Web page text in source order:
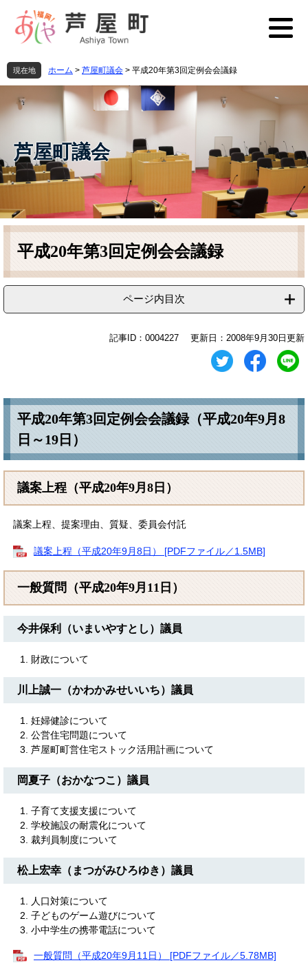
先
頭
す
を
飛
し
へ
現在地 ホーム > 芦屋町議会 > 平成20年第3回定例会会議録
芦屋町議会
本
平成20年第3回定例会会議録
ページ内目次
記事ID：0004227 更新日：2008年9月30日更新
平成20年第3回定例会会議録（平成20年9月8
日～19日）
議案上程（平成20年9月8日）
議案上程、提案理由、質疑、委員会付託
議案上程（平成20年9月8日） [PDFファイル／1.5MB]
一般質問（平成20年9月11日）
今井保利（いまいやすとし）議員
財政について
川上誠一（かわかみせいいち）議員
妊婦健診について
公営住宅問題について
芦屋町町営住宅ストック活用計画について
岡夏子（おかなつこ）議員
子育て支援支援について
学校施設の耐震化について
裁判員制度について
松上宏幸（まつがみひろゆき）議員
人口対策について
子どものゲーム遊びについて
小中学生の携帯電話について
一般質問（平成20年9月11日） [PDFファイル／5.78MB]